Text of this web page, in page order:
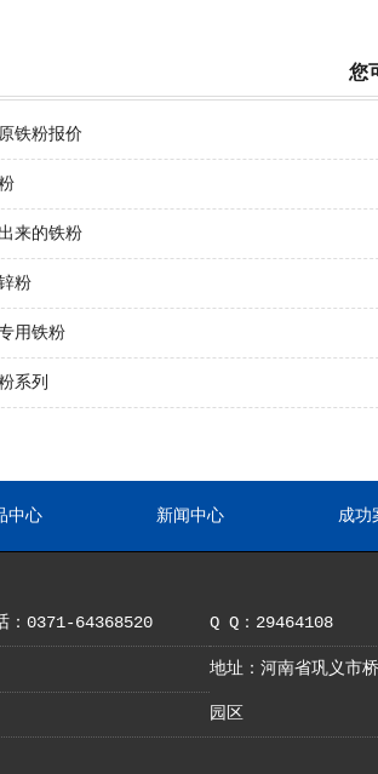
您
铁粉报价
来的铁粉
粉
用铁粉
系列
中心 新闻中心 成功
：0371-64368520 Q Q：29464108
地址：河南省巩义市
园区